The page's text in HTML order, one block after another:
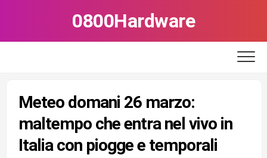
0800Hardware
Meteo domani 26 marzo:
maltempo che entra nel vivo in
Italia con piogge e temporali